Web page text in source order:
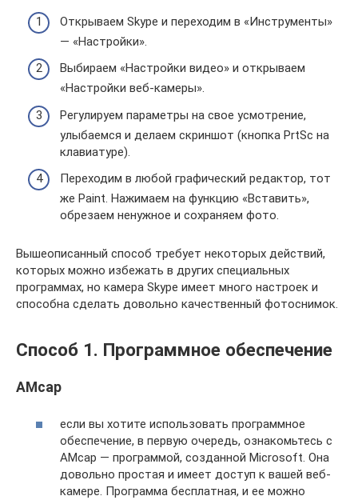
Открываем Skype и переходим в «Инструменты»
— «Настройки».
Выбираем «Настройки видео» и открываем
«Настройки веб-камеры».
Регулируем параметры на свое усмотрение,
улыбаемся и делаем скриншот (кнопка PrtSc на
клавиатуре).
Переходим в любой графический редактор, тот
же Paint. Нажимаем на функцию «Вставить»,
обрезаем ненужное и сохраняем фото.
Вышеописанный способ требует некоторых действий,
которых можно избежать в других специальных
программах, но камера Skype имеет много настроек и
способна сделать довольно качественный фотоснимок.
Способ 1. Программное обеспечение
AMcap
если вы хотите использовать программное
обеспечение, в первую очередь, ознакомьтесь с
AMcap — программой, созданной Microsoft. Она
довольно простая и имеет доступ к вашей веб-
камере. Программа бесплатная, и ее можно